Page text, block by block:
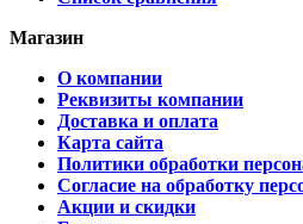
Магазин
О компании
Реквизиты компании
Доставка и оплата
Карта сайта
Политики обработки
Согласие на обработку
Акции и скидки